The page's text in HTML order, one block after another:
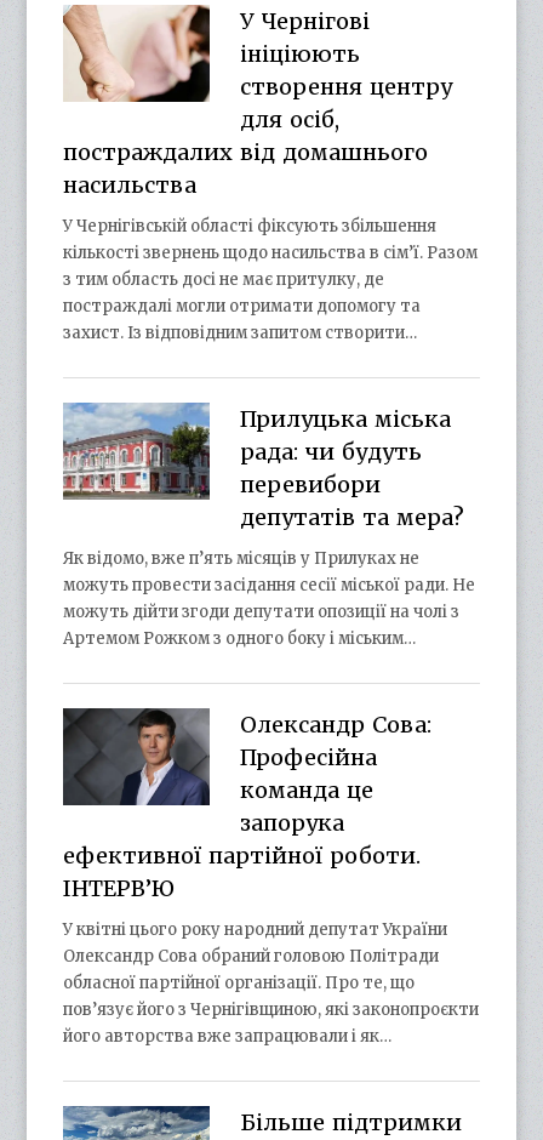
У Чернігові
ініціюють
створення центру
для осіб,
постраждалих від домашнього
насильства
У Чернігівській області фіксують збільшення
кількості звернень щодо насильства в сім’ї. Разом
з тим область досі не має притулку, де
постраждалі могли отримати допомогу та
захист. Із відповідним запитом створити…
Прилуцька міська
рада: чи будуть
перевибори
депутатів та мера?
Як відомо, вже п’ять місяців у Прилуках не
можуть провести засідання сесії міської ради. Не
можуть дійти згоди депутати опозиції на чолі з
Артемом Рожком з одного боку і міським…
Олександр Сова:
Професійна
команда це
запорука
ефективної партійної роботи.
ІНТЕРВ’Ю
У квітні цього року народний депутат України
Олександр Сова обраний головою Політради
обласної партійної організації. Про те, що
пов’язує його з Чернігівщиною, які законопроєкти
його авторства вже запрацювали і як…
Більше підтримки